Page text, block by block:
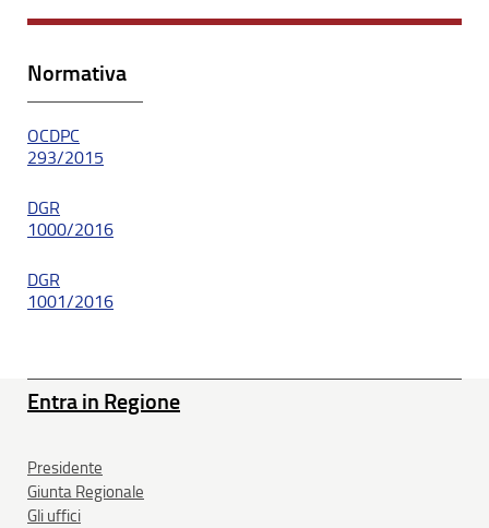
Normativa
OCDPC
293/2015
DGR
1000/2016
DGR
1001/2016
Entra in Regione
Presidente
Giunta Regionale
Gli uffici